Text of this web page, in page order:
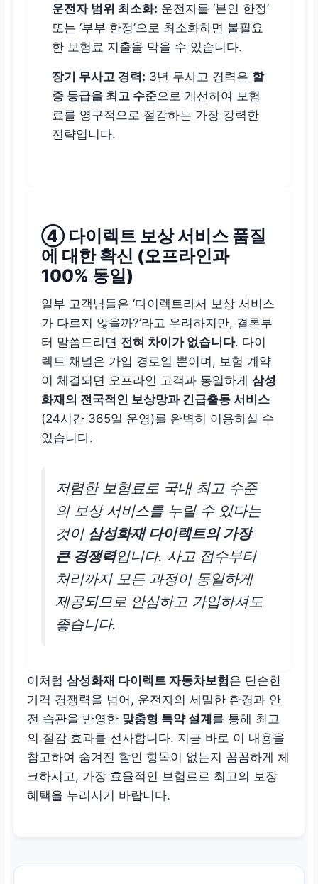
운전자 범위 최소화: 운전자를 ‘본인 한정’
또는 ‘부부 한정’으로 최소화하면 불필요
한 보험료 지출을 막을 수 있습니다.
장기 무사고 경력: 3년 무사고 경력은 할
증 등급을 최고 수준으로 개선하여 보험
료를 영구적으로 절감하는 가장 강력한
전략입니다.
④ 다이렉트 보상 서비스 품질
에 대한 확신 (오프라인과
100% 동일)
일부 고객님들은 ‘다이렉트라서 보상 서비스
가 다르지 않을까?’라고 우려하지만, 결론부
터 말씀드리면 전혀 차이가 없습니다. 다이
렉트 채널은 가입 경로일 뿐이며, 보험 계약
이 체결되면 오프라인 고객과 동일하게삼성
화재의 전국적인 보상망과 긴급출동 서비스
(24시간 365일 운영)를 완벽히 이용하실 수
있습니다.
저렴한 보험료로 국내 최고 수준
의 보상 서비스를 누릴 수 있다는
것이 삼성화재 다이렉트의 가장
큰 경쟁력입니다. 사고 접수부터
처리까지 모든 과정이 동일하게
제공되므로 안심하고 가입하셔도
좋습니다.
이처럼삼성화재 다이렉트 자동차보험은 단순한
가격 경쟁력을 넘어, 운전자의 세밀한 환경과 안
전 습관을 반영한 맞춤형 특약 설계를 통해 최고
의 절감 효과를 선사합니다. 지금 바로 이 내용을
참고하여 숨겨진 할인 항목이 없는지 꼼꼼하게 체
크하시고, 가장 효율적인 보험료로 최고의 보장
혜택을 누리시기 바랍니다.